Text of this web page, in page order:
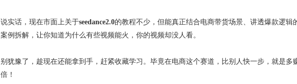
说实话，现在市面上关于seedance2.0的教程不少，但能真正结合电商带货场景、讲透爆款逻
案例拆解，让你知道为什么有些视频能火，你的视频却没人看。
别犹豫了，趁现在还能拿到手，赶紧收藏学习。毕竟在电商这个赛道，比别人快一步，就是多
倍！